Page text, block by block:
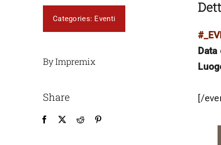
Categories: Eventi
By Impremix
Share
Data
[/